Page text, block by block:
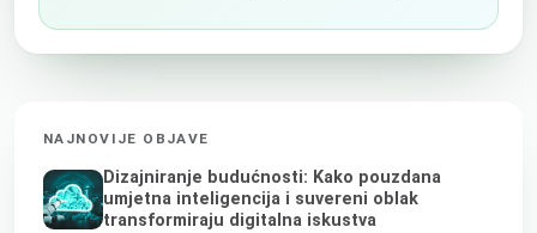
NAJNOVIJE OBJAVE
Dizajniranje budućnosti: Kako pouzdana
umjetna inteligencija i suvereni oblak
transformiraju digitalna iskustva